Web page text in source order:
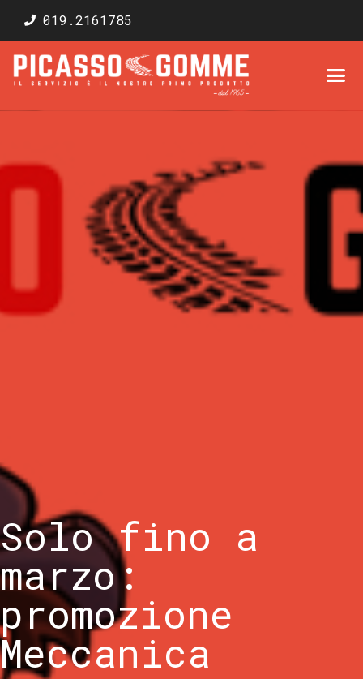
019.2161785
Solo fino a
marzo:
promozione
Meccanica